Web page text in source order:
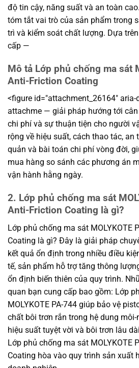
độ tin cậy, năng suất và an toàn
tóm tắt vai trò của sản phẩm trong
trì và kiểm soát chất lượng. Dựa
cấp —
Mô tả Lớp phủ chống ma sát
Anti-Friction Coating
<figure id="attachment_26164"
attachme — giải pháp hướng tới
chi phí và sự thuận tiện cho người
rộng về hiệu suất, cách thao tác, an
quản và bài toán chi phí vòng đời,
mua hàng so sánh các phương án
vận hành hằng ngày.
2. Lớp phủ chống ma sát
Anti-Friction Coating là gì?
Lớp phủ chống ma sát MOLYKOTE
Coating là gì? Đây là giải pháp
kết quả ổn định trong nhiều điều
tế, sản phẩm hỗ trợ tăng thông
ổn định biến thiên của quy trình.
quan bạn cung cấp bao gồm: Lớp
MOLYKOTE PA-744 giúp bảo vệ
chất bôi trơn rắn trong hệ dung
hiệu suất tuyệt vời và bôi trơn lâu
Lớp phủ chống ma sát MOLYKOTE
Coating hòa vào quy trình sản xuất